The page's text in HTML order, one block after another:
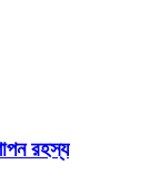
রহস্য